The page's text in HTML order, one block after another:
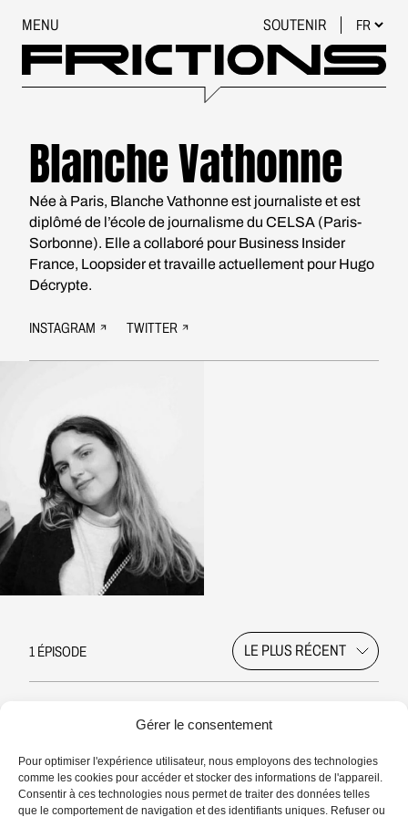
Gérer le consentement
Pour optimiser l'expérience utilisateur, nous employons des technologies
comme les cookies pour accéder et stocker des informations de l'appareil.
Consentir à ces technologies nous permet de traiter des données telles
que le comportement de navigation et des identifiants uniques. Refuser ou
MENU SOUTENIR
Blanche Vathonne
Née à Paris, Blanche Vathonne est journaliste et est
diplômé de l’école de journalisme du CELSA (Paris-
Sorbonne). Elle a collaboré pour Business Insider
France, Loopsider et travaille actuellement pour Hugo
Décrypte.
INSTAGRAM TWITTER
1 ÉPISODE